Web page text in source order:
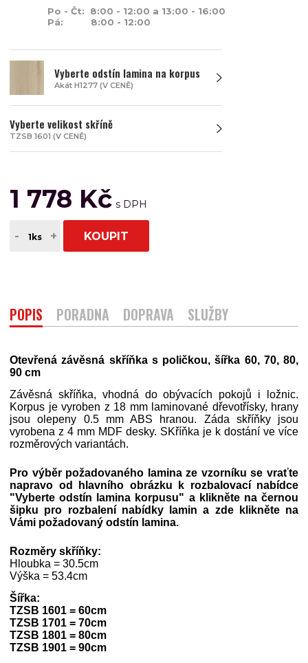
Po - Čt: 8:00 - 12:00 a 13:00 - 16:00
Pá: 8:00 - 12:00
Vyberte odstín lamina na korpus
Akát H1277 (V CENĚ)
Vyberte velikost skříně
TZSB 1601 (V CENĚ)
1 778 Kč
- + KOUPIT
POPIS PORADNA DOPRAVA SLUŽBY
Otevřená závěsná skříňka s poličkou, šířka 60, 70, 80,
90 cm
Závěsná skříňka, vhodná do obývacích pokojů i ložnic.
Korpus je vyroben z 18 mm laminované dřevotřísky, hrany
jsou olepeny 0.5 mm ABS hranou. Záda skříňky jsou
vyrobena z 4 mm MDF desky. SKříňka je k dostání ve více
rozměrových variantách.
Pro výběr požadovaného lamina ze vzorníku se vraťte
napravo od hlavního obrázku k rozbalovací nabídce
"Vyberte odstín lamina korpusu" a klikněte na černou
šipku pro rozbalení nabídky lamin a zde klikněte na
Vámi požadovaný odstín lamina.
Rozměry skříňky:
Hloubka = 30.5cm
Výška = 53.4cm
Šířka:
TZSB 1601 = 60cm
TZSB 1701 = 70cm
TZSB 1801 = 80cm
TZSB 1901 = 90cm